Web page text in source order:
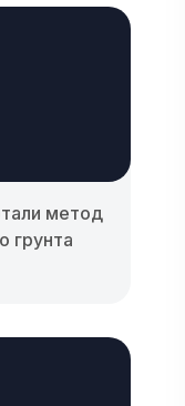
метод
грунта